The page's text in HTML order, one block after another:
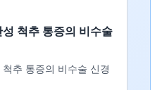
척추 통증의 비수술
추 통증의 비수술 신경